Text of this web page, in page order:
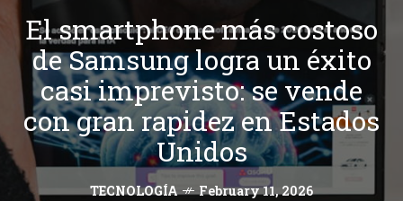
El smartphone más costoso
de Samsung logra un éxito
casi imprevisto: se vende
con gran rapidez en Estados
Unidos
TECNOLOGÍA February 11, 2026